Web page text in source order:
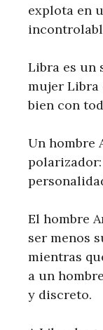
explota en
Libra es un
mujer Libra
bien con
Un hombre
El hombre
ser menos
mientras
a un
y discreto.